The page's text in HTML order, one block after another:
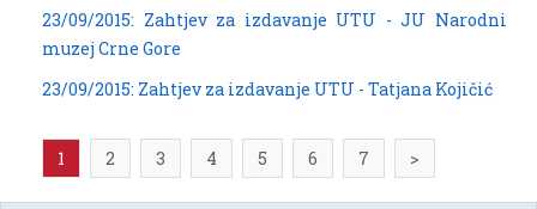
23/09/2015: Zahtjev za izdavanje UTU - JU Narodni
muzej Crne Gore
23/09/2015: Zahtjev za izdavanje UTU - Tatjana Kojičić
1 2 3 4 5 6 7 >